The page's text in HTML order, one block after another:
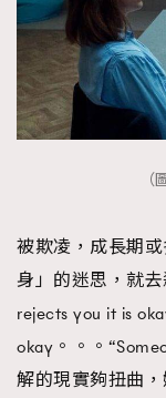
被欺凌，成長期
身」的迷思，就
rejects you it is
okay。。。
解的現實夠扭曲